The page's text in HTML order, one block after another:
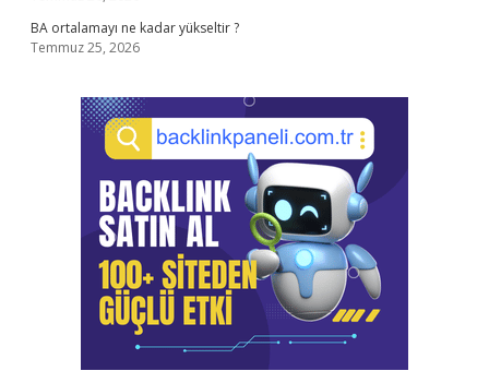
BA ortalamayı ne kadar yükseltir ?
Temmuz 25, 2026